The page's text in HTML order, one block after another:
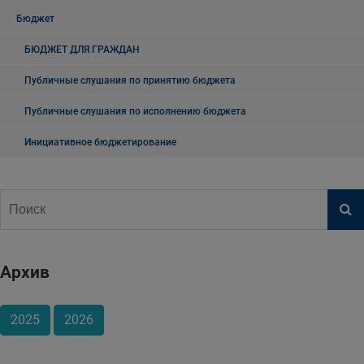
Бюджет
БЮДЖЕТ ДЛЯ ГРАЖДАН
Публичные слушания по принятию бюджета
Публичные слушания по исполнению бюджета
Инициативное бюджетирование
Архив
2025 2026